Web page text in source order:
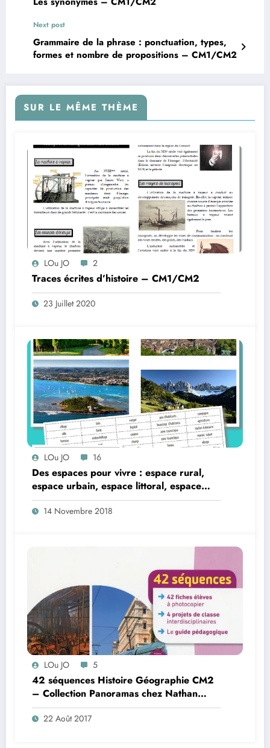
Next post
Grammaire de la phrase : ponctuation, types,
formes et nombre de propositions – CM1/CM2
SUR LE MÊME THÈME
LOu JO 2
Traces écrites d’histoire – CM1/CM2
23 Juillet 2020
LOu JO 16
Des espaces pour vivre : espace rural,
espace urbain, espace littoral, espace
montagnard – CM1/CM2
14 Novembre 2018
LOu JO 5
42 séquences Histoire Géographie CM2
– Collection Panoramas chez Nathan
(Prog. 2016)
22 Août 2017